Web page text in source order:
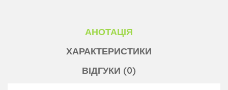
АНОТАЦІЯ
ХАРАКТЕРИСТИКИ
ВІДГУКИ (0)